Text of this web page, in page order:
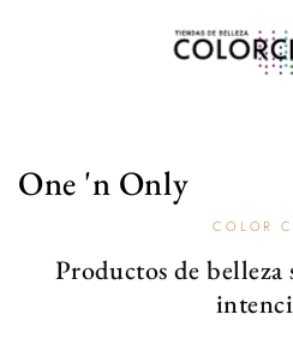
One 'n Only
COLOR
Productos de belleza